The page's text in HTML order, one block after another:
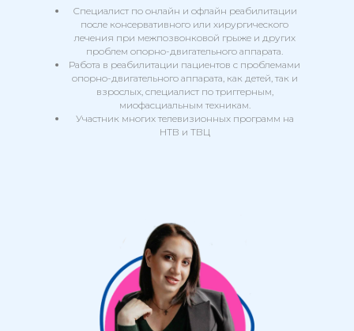
Специалист по онлайн и офлайн реабилитации
после консервативного или хирургического
лечения при межпозвонковой грыже и других
проблем опорно-двигательного аппарата.
Работа в реабилитации пациентов с проблемами
опорно-двигательного аппарата, как детей, так и
взрослых, специалист по триггерным,
миофасциальным техникам.
Участник многих телевизионных программ на
НТВ и ТВЦ